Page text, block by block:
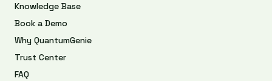
Knowledge Base
Book a Demo
Why QuantumGenie
Trust Center
FAQ